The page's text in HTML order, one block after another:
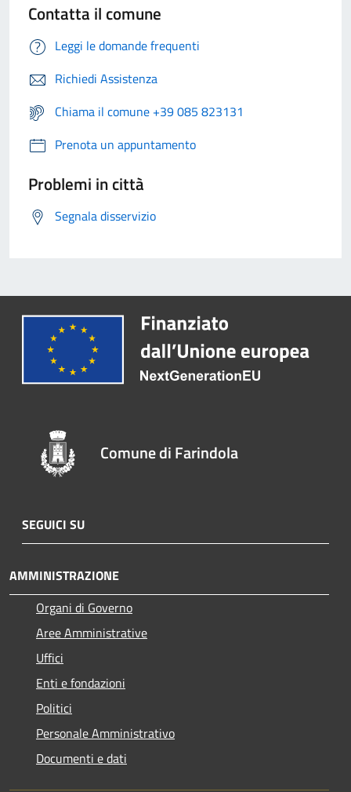
Contatta il comune
Leggi le domande frequenti
Richiedi Assistenza
Chiama il comune +39 085 823131
Prenota un appuntamento
Problemi in città
Segnala disservizio
Comune di Farindola
SEGUICI SU
AMMINISTRAZIONE
Organi di Governo
Aree Amministrative
Uffici
Enti e fondazioni
Politici
Personale Amministrativo
Documenti e dati